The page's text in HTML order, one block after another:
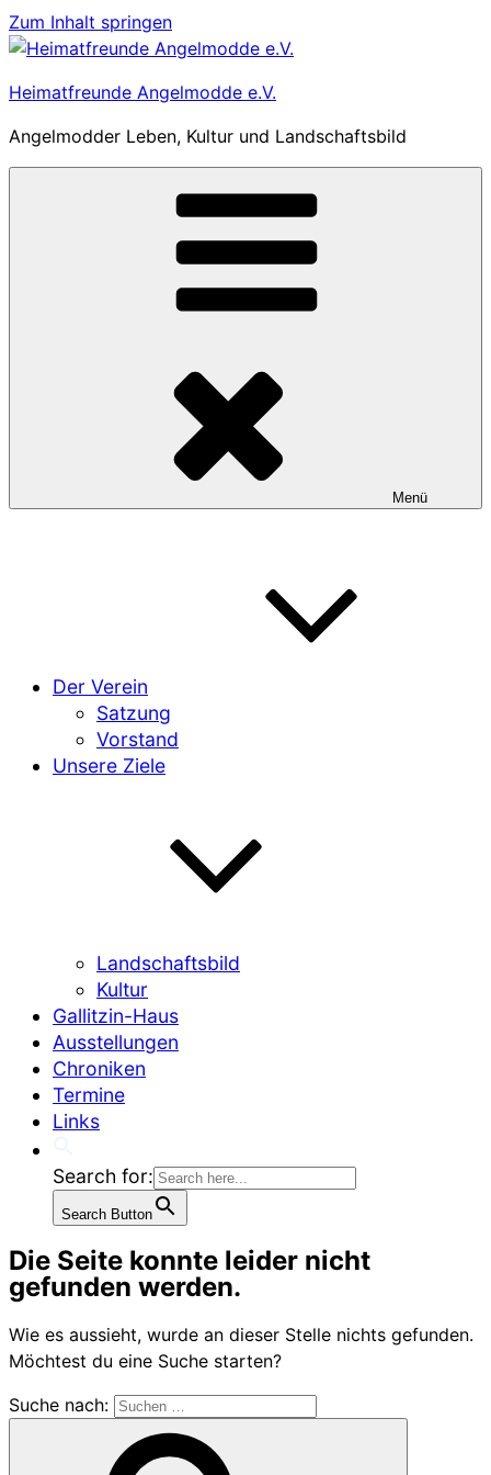
Zum Inhalt springen
Heimatfreunde Angelmodde e.V.
Angelmodder Leben, Kultur und Landschaftsbild
Menü
Der Verein
Satzung
Vorstand
Unsere Ziele
Landschaftsbild
Kultur
Gallitzin-Haus
Ausstellungen
Chroniken
Termine
Links
Search for:
Search Button
Die Seite konnte leider nicht
gefunden werden.
Wie es aussieht, wurde an dieser Stelle nichts gefunden.
Möchtest du eine Suche starten?
Suche nach: